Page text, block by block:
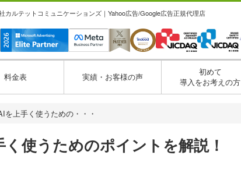
カルテットコミュニケーションズ｜Yahoo広告/Google広告正規代理店
料金表 実績・お客様の声
初めて
導入をお考えの方
を上手く使うための・・・
使うためのポイントを解説！